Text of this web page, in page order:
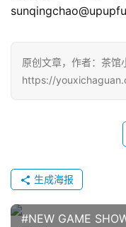
戏
闲
游
戏
2
5
第
十
原创文章，作者：茶馆
https://
生成海报
#NEW GAME